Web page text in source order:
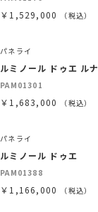
￥1,529,000 （税込）
パネライ
ルミノール ドゥエ ルナ
PAM01301
￥1,683,000 （税込）
パネライ
ルミノール ドゥエ
PAM01388
￥1,166,000 （税込）